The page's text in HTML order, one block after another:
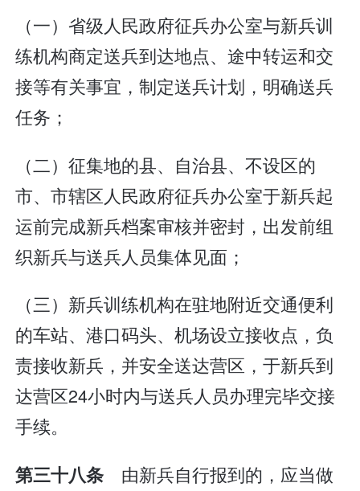
（一）省级人民政府征兵办公室与新兵训
练机构商定送兵到达地点、途中转运和交
接等有关事宜，制定送兵计划，明确送兵
任务；
（二）征集地的县、自治县、不设区的
市、市辖区人民政府征兵办公室于新兵起
运前完成新兵档案审核并密封，出发前组
织新兵与送兵人员集体见面；
（三）新兵训练机构在驻地附近交通便利
的车站、港口码头、机场设立接收点，负
责接收新兵，并安全送达营区，于新兵到
达营区24小时内与送兵人员办理完毕交接
手续。
第三十八条 由新兵自行报到的，应当做